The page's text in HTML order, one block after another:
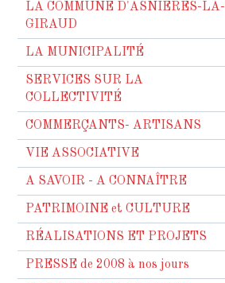
LA COMMUNE D'ASNIÈRES-LA-
GIRAUD
LA MUNICIPALITÉ
SERVICES SUR LA
COLLECTIVITÉ
COMMERÇANTS- ARTISANS
VIE ASSOCIATIVE
A SAVOIR - A CONNAÎTRE
PATRIMOINE et CULTURE
RÉALISATIONS ET PROJETS
PRESSE de 2008 à nos jours